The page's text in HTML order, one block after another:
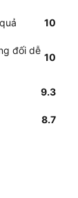
10
đối dễ
10
9.3
8.7